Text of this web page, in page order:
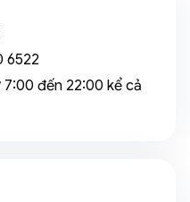
6522
đến 22:00 kể cả